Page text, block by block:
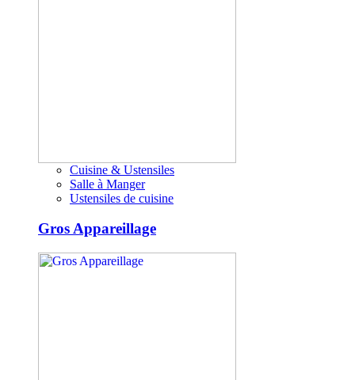
Cuisine & Ustensiles
Salle à Manger
Ustensiles de cuisine
Gros Appareillage